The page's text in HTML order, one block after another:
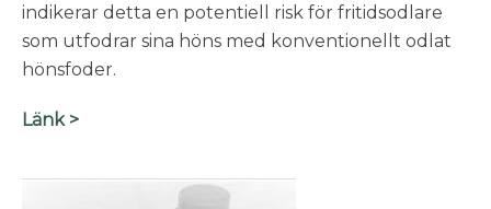
indikerar detta en potentiell risk för fritidsodlare
som utfodrar sina höns med konventionellt odlat
hönsfoder.
Länk >